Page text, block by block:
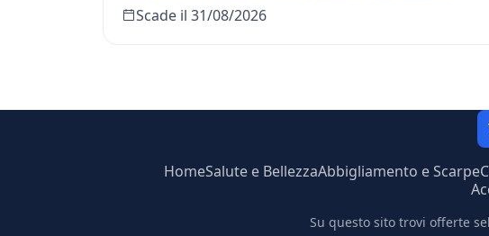
Scade il 31/08/2026
HomeSalute e BellezzaAbbigliamento e Scarpe
Su questo sito trovi offerte